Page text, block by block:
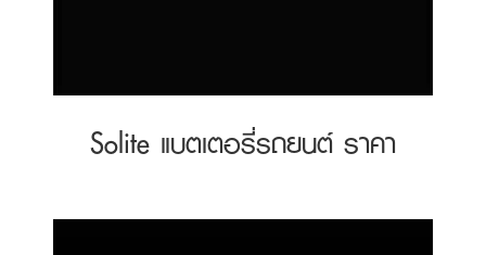
Solite แบตเตอรี่รถยนต์ ราคา